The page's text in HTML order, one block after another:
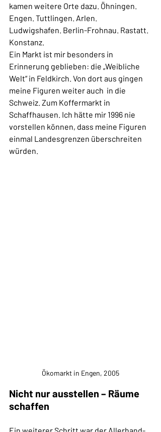
kamen weitere Orte dazu. Öhningen.
Engen. Tuttlingen. Arlen.
Ludwigshafen. Berlin-Frohnau. Rastatt.
Konstanz.
Ein Markt ist mir besonders in
Erinnerung geblieben: die „Weibliche
Welt“ in Feldkirch. Von dort aus gingen
meine Figuren weiter auch  in die
Schweiz. Zum Koffermarkt in
Schaffhausen. Ich hätte mir 1996 nie
vorstellen können, dass meine Figuren
einmal Landesgrenzen überschreiten
würden.
Ökomarkt in Engen, 2005
Nicht nur ausstellen – Räume
schaffen